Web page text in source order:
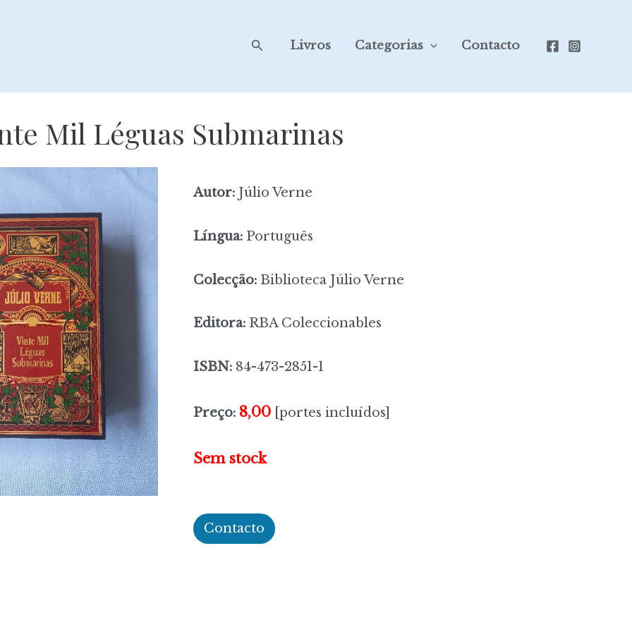
SearchLivros Categorias Contacto
Mil Léguas Submarinas
Autor: Júlio Verne
Língua: Português
Colecção: Biblioteca Júlio Verne
Editora: RBA Coleccionables
ISBN: 84-473-2851-1
Preço: 8,00 [portes incluídos]
Sem stock
Contacto